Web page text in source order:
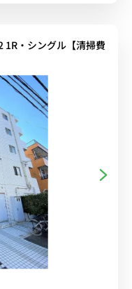
1R・シングル【清掃費